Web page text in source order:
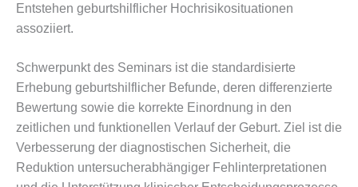
Entstehen geburtshilflicher Hochrisikosituationen
assoziiert.
Schwerpunkt des Seminars ist die standardisierte
Erhebung geburtshilflicher Befunde, deren differenzierte
Bewertung sowie die korrekte Einordnung in den
zeitlichen und funktionellen Verlauf der Geburt. Ziel ist die
Verbesserung der diagnostischen Sicherheit, die
Reduktion untersucherabhängiger Fehlinterpretationen